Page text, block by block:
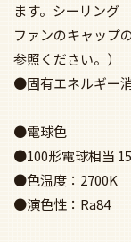
ます。シーリング
ファンのキャップ
参照ください。）
●固有エネルギー
●電球色
●100形電球相当
●色温度：2700K
●演色性：Ra84